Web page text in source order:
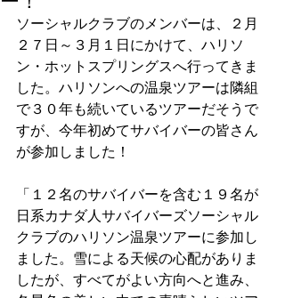
ソーシャルクラブのメンバーは、２月
２７日～３月１日にかけて、ハリソ
ン・ホットスプリングスへ行ってきま
した。ハリソンへの温泉ツアーは隣組
で３０年も続いているツアーだそうで
すが、今年初めてサバイバーの皆さん
が参加しました！
「１２名のサバイバーを含む１９名が
日系カナダ人サバイバーズソーシャル
クラブのハリソン温泉ツアーに参加し
ました。雪による天候の心配がありま
したが、すべてがよい方向へと進み、